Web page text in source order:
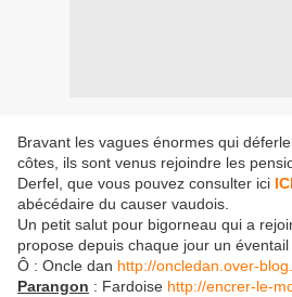
Bravant les vagues énormes qui
côtes, ils sont venus rejoindre les
Derfel, que vous pouvez consulter ici ICI
abécédaire du causer vaudois.
Un petit salut pour bigorneau qui a
propose depuis chaque jour un
Ô : Oncle dan http://oncledan.over-
Parangon : Fardoise http://encrer-le-